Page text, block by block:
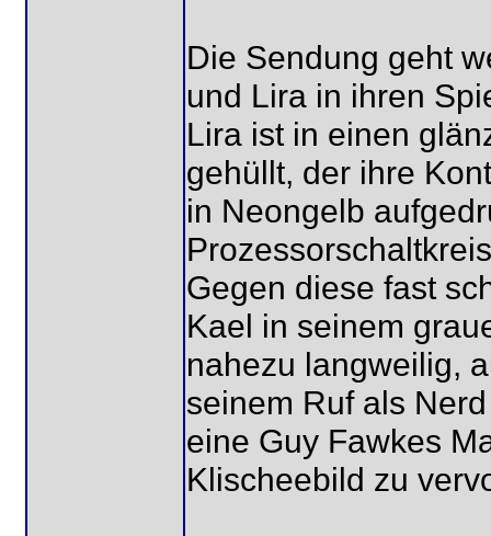
Die Sendung geht
und Lira in ihren
Lira ist in einen
gehüllt, der ihre
in Neongelb
Gegen diese fast
Kael in seinem
nahezu langweilig,
seinem Ruf als
eine Guy Fawkes
Klischeebild zu